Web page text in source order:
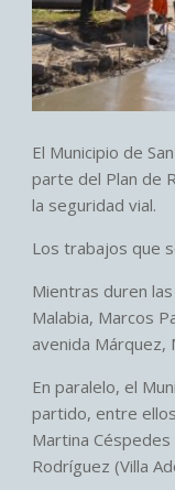
El Municipio de
parte del Plan de
la seguridad vial.
Los trabajos que
Mientras duren
Malabia, Marcos
avenida Márquez,
En paralelo, el
partido, entre
Martina
Rodríguez (Villa